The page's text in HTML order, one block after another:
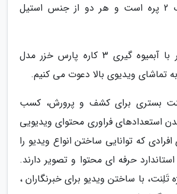
پره و تیغه آسیاب 2 پره است و هر دو از جنس استیل
برای آشنایی بشتر با آبمیوه گیری 3 کاره پارس خزر مدل
بستری برای کشف و پرورش، کسب
استعدادهای فراوری محتوای ویدیویی
که توانایی ساختن انواع ویدیو را
استاندارد حرفه ای محتوا و تصویر دارند.
تَلِنت، با ساختن ویدیو برای خبرنگاران ،